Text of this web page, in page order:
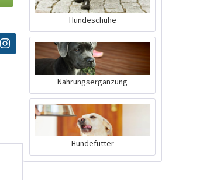
Hundeschuhe
Nahrungsergänzung
Hundefutter